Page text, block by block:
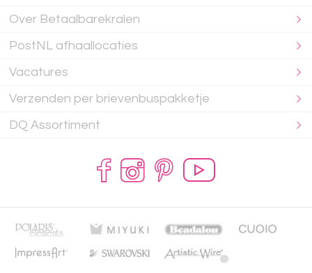
Over Betaalbarekralen
PostNL afhaallocaties
Vacatures
Verzenden per brievenbuspakketje
DQ Assortiment